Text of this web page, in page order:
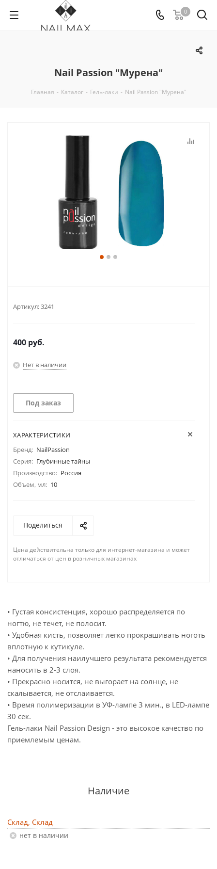
0
Nail Passion "Мурена"
Главная - Каталог - Гель-лаки - Nail Passion "Мурена"
Артикул:3241
400 руб.
Нет в наличии
Под заказ
ХАРАКТЕРИСТИКИ
Бренд: NailPassion
Серия: Глубинные тайны
Производство: Россия
Объем, мл: 10
Поделиться
Цена действительна только для интернет-магазина и может
отличаться от цен в розничных магазинах
• Густая консистенция, хорошо распределяется по
ногтю, не течет, не полосит.
• Удобная кисть, позволяет легко прокрашивать ноготь
вплотную к кутикуле.
• Для получения наилучшего результата рекомендуется
наносить в 2-3 слоя.
• Прекрасно носится, не выгорает на солнце, не
скалывается, не отслаивается.
• Время полимеризации в УФ-лампе 3 мин., в LED-лампе
30 сек.
Гель-лаки Nail Passion Design - это высокое качество по
приемлемым ценам.
Наличие
Склад, Склад
Нет в наличии